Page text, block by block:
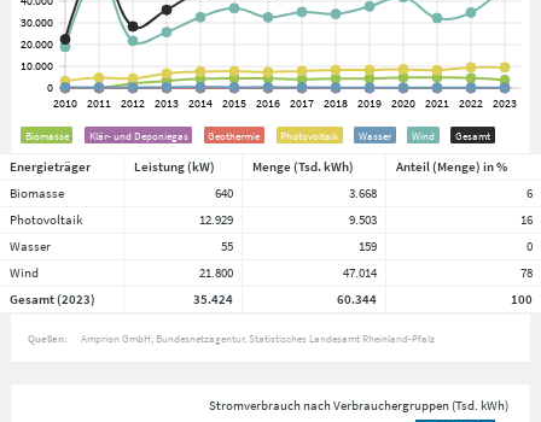
Biomasse Klär- und Deponiegas Geothermie Photovoltaik Wasser Wind Gesamt
Energieträger Leistung (kW) Menge (Tsd. kWh)
Anteil (Menge) in %
Biomasse
640 3.668
6
Photovoltaik
12.929 9.503
16
Wasser
55 159
0
Wind
21.800 47.014
78
Gesamt (2023)
35.424 60.344 100
Quellen: Amprion GmbH Bundesnetzagentur Statistisches Landesamt Rheinland-Pfalz
Stromverbrauch nach Verbrauchergruppen (Tsd. kWh)